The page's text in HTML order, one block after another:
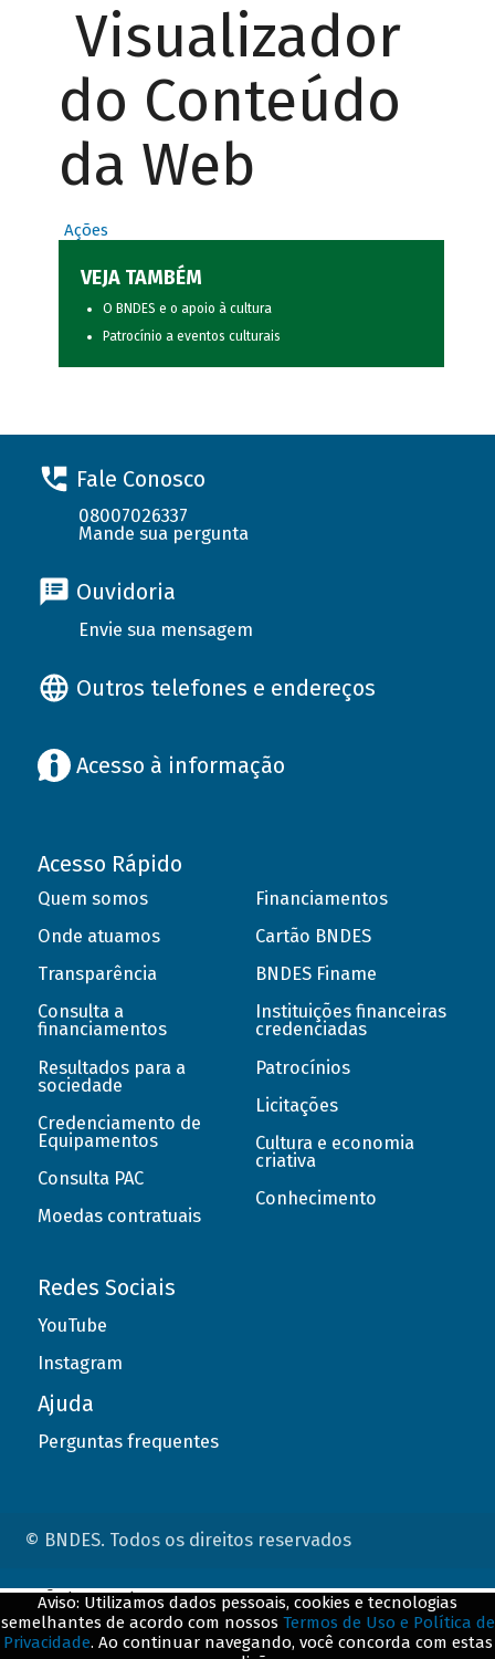
Visualizador
do Conteúdo
da Web
Ações
VEJA TAMBÉM
O BNDES e o apoio à cultura
Patrocínio a eventos culturais
Fale Conosco
08007026337
Mande sua pergunta
Ouvidoria
Envie sua mensagem
Outros telefones e endereços
Acesso à informação
Acesso Rápido
Quem somos
Onde atuamos
Transparência
Consulta a
financiamentos
Resultados para a
sociedade
Credenciamento de
Equipamentos
Consulta PAC
Moedas contratuais
Financiamentos
Cartão BNDES
BNDES Finame
Instituições financeiras
credenciadas
Patrocínios
Licitações
Cultura e economia
criativa
Conhecimento
Redes Sociais
YouTube
Instagram
Ajuda
Perguntas frequentes
© BNDES. Todos os direitos reservados
Aviso: Utilizamos dados pessoais, cookies e tecnologias
semelhantes de acordo com nossos Termos de Uso e Política de
Privacidade. Ao continuar navegando, você concorda com estas
ConteÃºdo complementar
${title}${badge}